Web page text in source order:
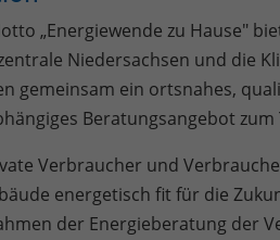
„Energiewende zu Hause"
Niedersachsen und die
gemeinsam ein ortsnahes,
Beratungsangebot zum
Verbraucher und
energetisch fit für die
der Energieberatung der